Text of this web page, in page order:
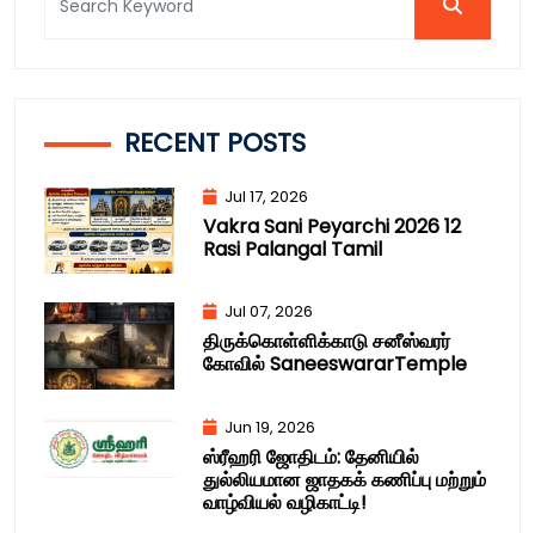
RECENT POSTS
Jul 17, 2026
Vakra Sani Peyarchi 2026 12
Rasi Palangal Tamil
Jul 07, 2026
திருக்கொள்ளிக்காடு சனீஸ்வரர்
கோவில் SaneeswararTemple
Jun 19, 2026
ஸ்ரீஹரி ஜோதிடம்: தேனியில்
துல்லியமான ஜாதகக் கணிப்பு மற்றும்
வாழ்வியல் வழிகாட்டி!